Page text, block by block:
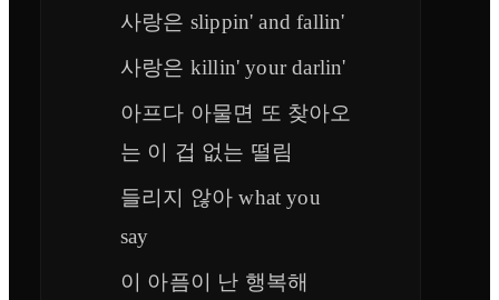
사랑은 slippin' and fallin'
사랑은 killin' your darlin'
아프다 아물면 또 찾아오
는 이 겁 없는 떨림
들리지 않아 what you
say
이 아픔이 난 행복해